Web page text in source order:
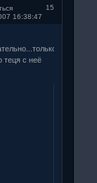
15
16:38:47
теця с неё